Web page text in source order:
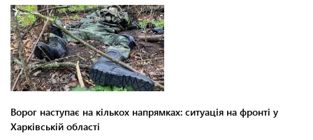
Ворог наступає на кількох напрямках: ситуація на фронті у
Харківській області